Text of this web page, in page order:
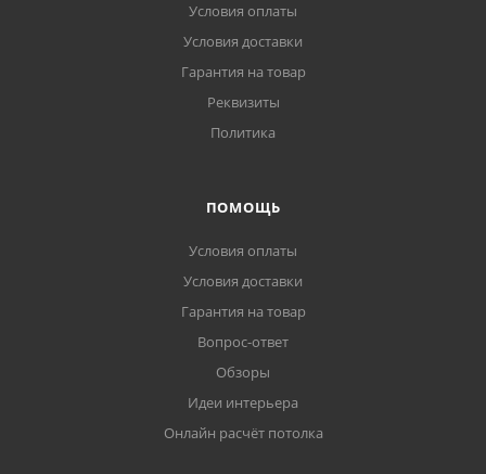
Условия оплаты
Условия доставки
Гарантия на товар
Реквизиты
Политика
ПОМОЩЬ
Условия оплаты
Условия доставки
Гарантия на товар
Вопрос-ответ
Обзоры
Идеи интерьера
Онлайн расчёт потолка